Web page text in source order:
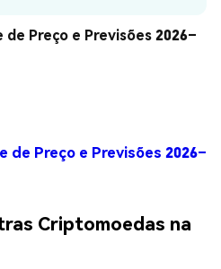
Preço e Previsões 2026–
de Preço e Previsões 2026–
Criptomoedas na